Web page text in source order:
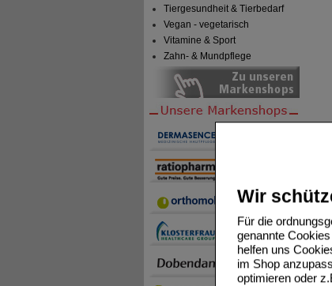
Wir
Für die
genannte
helfen uns
im Shop
optimieren oder
Tiergesundheit & Tierbedarf
Vegan - vegetarisch
Vitamine & Sport
Zahn- & Mundpflege